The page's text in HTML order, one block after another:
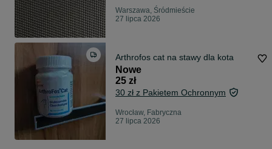
Warszawa, Śródmieście
27 lipca 2026
Arthrofos cat na stawy dla kota
Nowe
25 zł
30 zł z Pakietem Ochronnym
Wrocław, Fabryczna
27 lipca 2026